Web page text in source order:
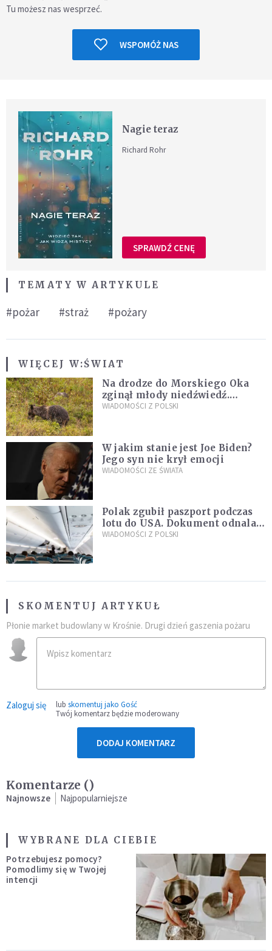
Tu możesz nas wesprzeć.
WSPOMÓŻ NAS
Nagie teraz
Richard Rohr
SPRAWDŹ CENĘ
TEMATY W ARTYKULE
#pożar #straż #pożary
WIĘCEJ W:ŚWIAT
Na drodze do Morskiego Oka
zginął młody niedźwiedź.
Sprawę bada Policja i TPN
WIADOMOŚCI Z POLSKI
W jakim stanie jest Joe Biden?
Jego syn nie krył emocji
WIADOMOŚCI ZE ŚWIATA
Polak zgubił paszport podczas
lotu do USA. Dokument odnalazł
się w nietypowym miejscu
WIADOMOŚCI Z POLSKI
SKOMENTUJ ARTYKUŁ
Płonie market budowlany w Krośnie. Drugi dzień gaszenia pożaru
Zaloguj się lub skomentuj jako Gość
Twój komentarz będzie moderowany
DODAJ KOMENTARZ
Komentarze ()
Najnowsze Najpopularniejsze
WYBRANE DLA CIEBIE
Potrzebujesz pomocy?
Pomodlimy się w Twojej
intencji